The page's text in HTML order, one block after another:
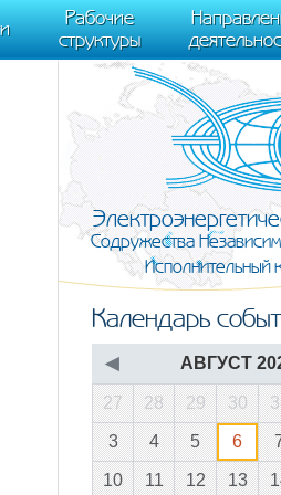
for (var j = 0; j < document.scripts.length;
mc.yandex.ru/metrika/tag.js",
Рабочие
структуры
Содружества
Исполнительный
Календарь
◀ АВГУСТ
27 28 29 30
3 4 5 6
10 11 12 13